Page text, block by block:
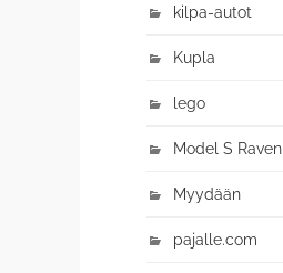
kilpa-autot
Kupla
lego
Model S Raven
Myydään
pajalle.com